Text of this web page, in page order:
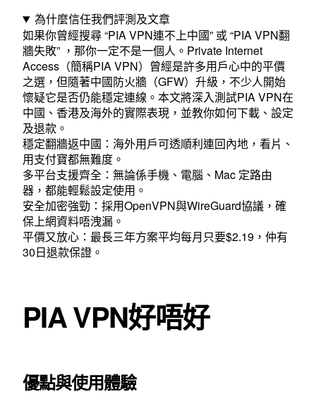
解
決
連
不
問
題、
下
為什麼信任我們評測及文章
如果你曾經搜尋 “PIA VPN連不上中國” 或 “PIA VPN翻
牆失敗” ，那你一定不是一個人。Private Internet
Access（簡稱PIA VPN）曾經是許多用戶心中的平價
之選，但隨著中國防火牆（GFW）升級，不少人開始
懷疑它是否仍能穩定連線。本文將深入測試PIA VPN在
中國、香港及海外的實際表現，並教你如何下載、設定
及退款。
穩定翻牆返中國：海外用戶可透順利連回內地，看片、
用支付寶都無難度。
多平台支援齊全：無論係手機、電腦、Mac 定路由
器，都能輕鬆設定使用。
安全加密強勁：採用OpenVPN與WireGuard協議，確
保上網資料唔洩漏。
平價又放心：最長三年方案平均每月只要$2.19，仲有
30日退款保證。
PIA VPN好唔好
優點與使用體驗